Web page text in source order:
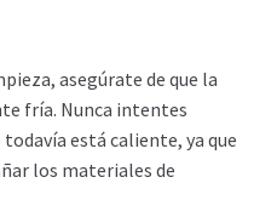
asegúrate de que la
fría. Nunca intentes
está caliente, ya que
los materiales de